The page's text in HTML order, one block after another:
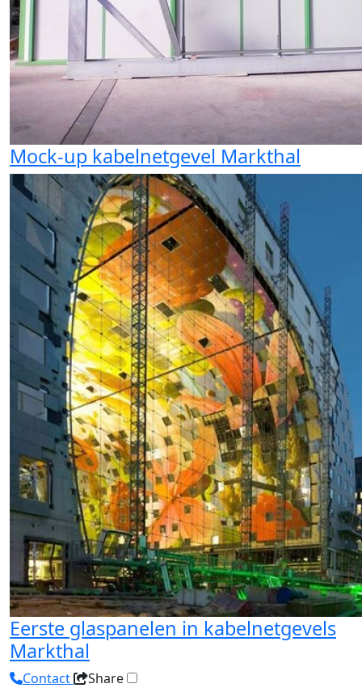
Mock-up kabelnetgevel Markthal
Eerste glaspanelen in kabelnetgevels
Markthal
Contact
Share